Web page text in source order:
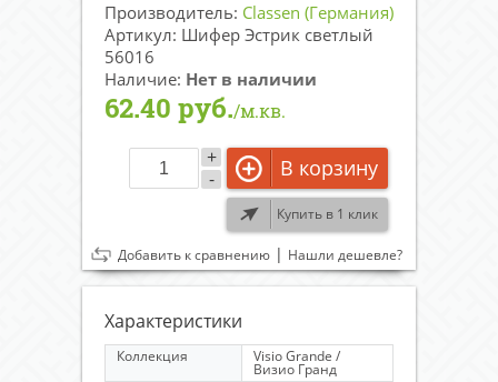
Производитель: Classen (Германия)
Артикул: Шифер Эстрик светлый
56016
Наличие: Нет в наличии
62.40 руб./м.кв.
-
+ В корзину
Купить в 1 клик
Добавить к сравнению | Нашли дешевле?
Характеристики
Коллекция Visio Grande /
Визио Гранд